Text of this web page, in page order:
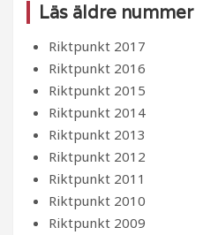
Läs äldre nummer
Riktpunkt 2017
Riktpunkt 2016
Riktpunkt 2015
Riktpunkt 2014
Riktpunkt 2013
Riktpunkt 2012
Riktpunkt 2011
Riktpunkt 2010
Riktpunkt 2009